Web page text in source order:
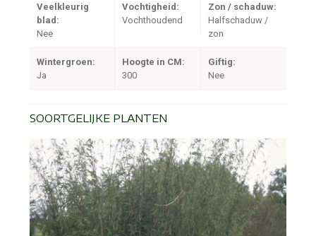
Veelkleurig
blad:
Nee
Vochtigheid:
Vochthoudend
Zon / schaduw:
Halfschaduw /
zon
Wintergroen:
Ja
Hoogte in CM:
300
Giftig:
Nee
SOORTGELIJKE PLANTEN